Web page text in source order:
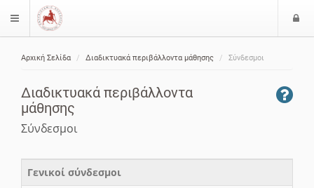
$langMenu
Αρχική Σελίδα Διαδικτυακά περιβάλλοντα μάθησης Σύνδεσμοι
Διαδικτυακά περιβάλλοντα
μάθησης
Σύνδεσμοι
Γενικοί σύνδεσμοι